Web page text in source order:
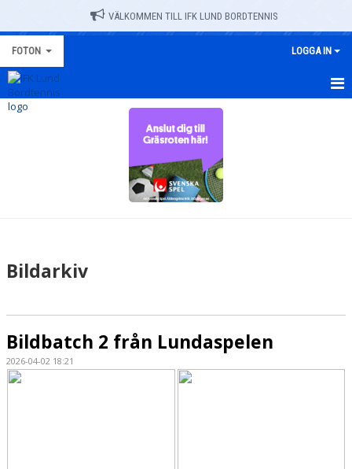
VÄLKOMMEN TILL IFK LUND BORDTENNIS
FOTON LOGGA IN
HEM
Bildarkiv
Bildbatch 2 från Lundaspelen
2026-04-02 18:21